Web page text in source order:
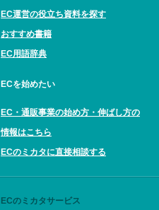
EC運営の役立ち資料を探す
おすすめ書籍
EC用語辞典
ECを始めたい
EC・通販事業の始め方・伸ばし方の
情報はこちら
ECのミカタに直接相談する
ECのミカタサービス